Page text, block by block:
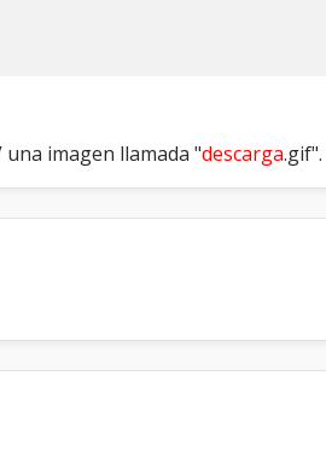
una imagen llamada "descarga.gif".